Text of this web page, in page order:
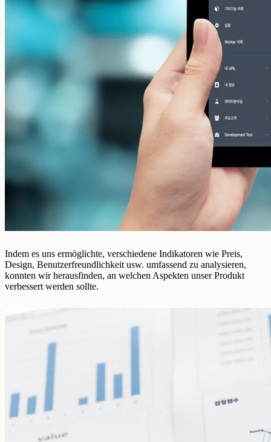
Indem es uns ermöglichte, verschiedene Indikatoren wie Preis,
Design, Benutzerfreundlichkeit usw. umfassend zu analysieren,
konnten wir herausfinden, an welchen Aspekten unser Produkt
verbessert werden sollte.